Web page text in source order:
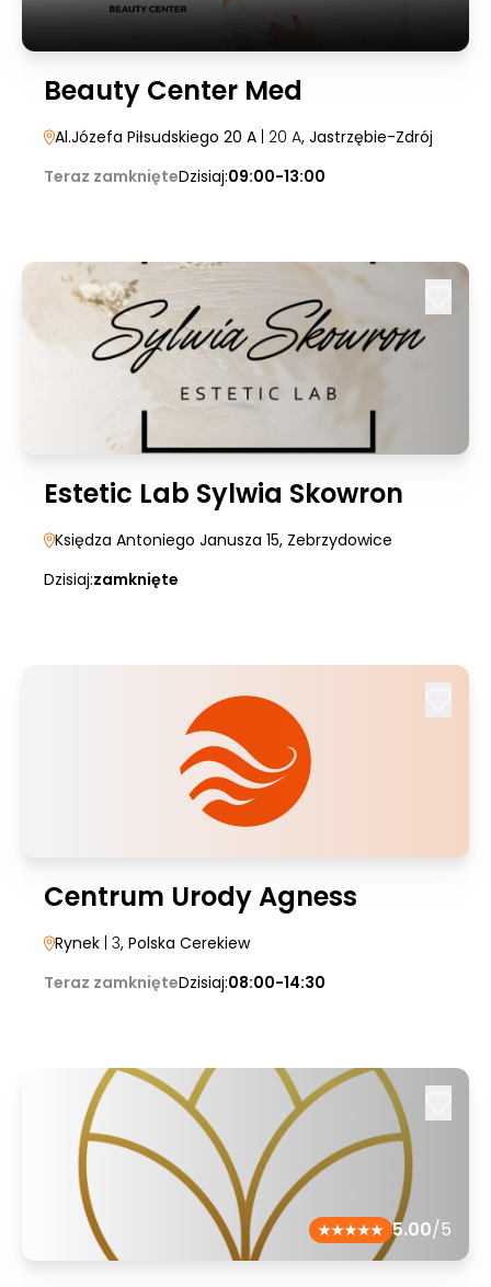
Beauty Center Med
Al.Józefa Piłsudskiego 20 A | 20 A, Jastrzębie-Zdrój
Teraz zamknięteDzisiaj:09:00-13:00
Estetic Lab Sylwia Skowron
Księdza Antoniego Janusza 15, Zebrzydowice
Dzisiaj:zamknięte
Centrum Urody Agness
Rynek | 3, Polska Cerekiew
Teraz zamknięteDzisiaj:08:00-14:30
5.00/5